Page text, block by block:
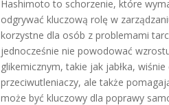
Hashimoto to schorzenie, które
odgrywać kluczową rolę w
korzystne dla osób z problemami
jednocześnie nie powodować
glikemicznym, takie jak jabłka,
przeciwutleniaczy, ale także
może być kluczowy dla poprawy